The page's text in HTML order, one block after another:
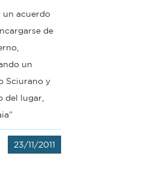
un acuerdo
de
un
Sciurano y
del lugar,
23/11/2011